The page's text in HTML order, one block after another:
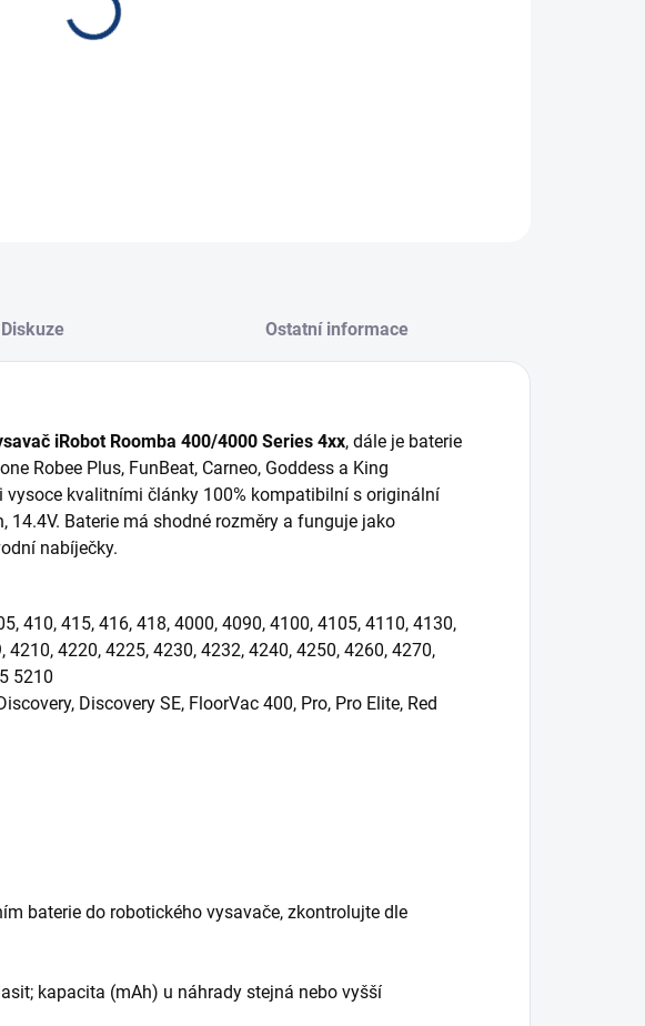
články. 100% kompatibilní s originální baterií.
Diskuze Ostatní informace
iRobot Roomba 400/4000 Series 4xx, dále je baterie
Robee Plus, FunBeat, Carneo, Goddess a King
vysoce kvalitními články 100% kompatibilní s originální
14.4V. Baterie má shodné rozměry a funguje jako
nabíječky.
410, 415, 416, 418, 4000, 4090, 4100, 4105, 4110, 4130,
4220, 4225, 4230, 4232, 4240, 4250, 4260, 4270,
5210
Discovery SE, FloorVac 400, Pro, Pro Elite, Red
baterie do robotického vysavače, zkontrolujte dle
kapacita (mAh) u náhrady stejná nebo vyšší